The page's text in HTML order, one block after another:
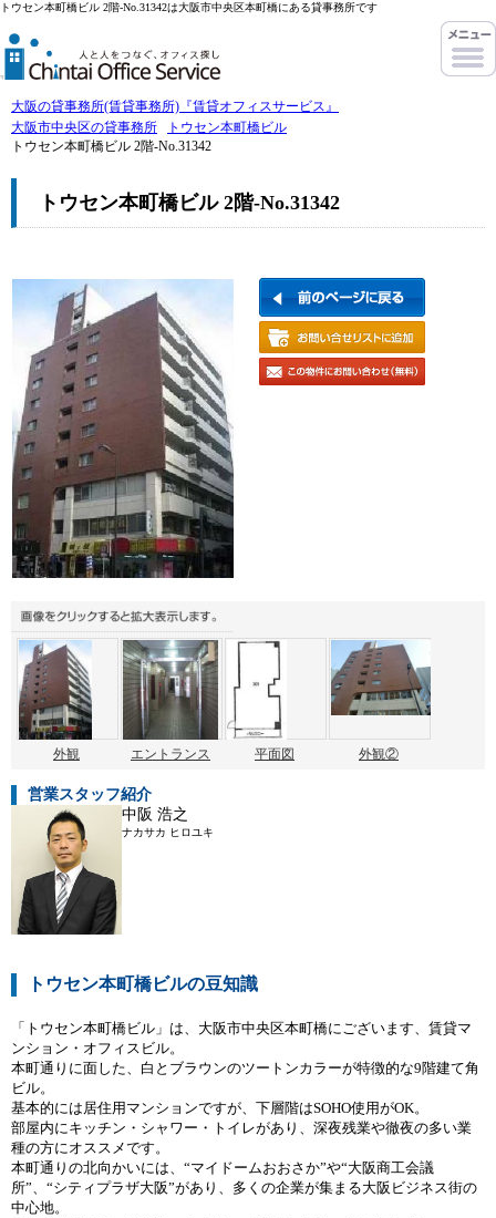
トウセン本町橋ビル 2階-No.31342は大阪市中央区本町橋にある貸事務所です
大阪の貸事務所(賃貸事務所)『賃貸オフィスサービス』
大阪市中央区の貸事務所
トウセン本町橋ビル
トウセン本町橋ビル 2階-No.31342
トウセン本町橋ビル 2階-No.31342
外観 エントランス 平面図 外観②
営業スタッフ紹介
中阪 浩之
ナカサカ ヒロユキ
トウセン本町橋ビルの豆知識
「トウセン本町橋ビル」は、大阪市中央区本町橋にございます、賃貸マ
ンション・オフィスビル。
本町通りに面した、白とブラウンのツートンカラーが特徴的な9階建て角
ビル。
基本的には居住用マンションですが、下層階はSOHO使用がOK。
部屋内にキッチン・シャワー・トイレがあり、深夜残業や徹夜の多い業
種の方にオススメです。
本町通りの北向かいには、“マイドームおおさか”や“大阪商工会議
所”、“シティプラザ大阪”があり、多くの企業が集まる大阪ビジネス街の
中心地。